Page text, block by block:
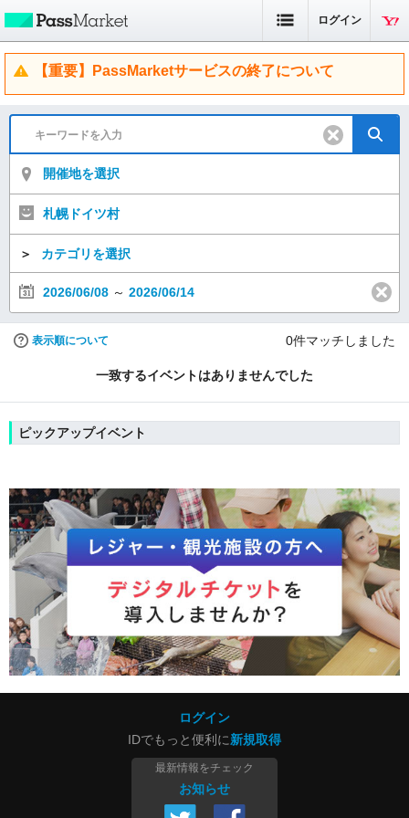
ログイン
【重要】PassMarketサービスの終了について
開催地を選択
札幌ドイツ村
＞ カテゴリを選択
2026/06/08 ～ 2026/06/14
表示順について 0件マッチしました
一致するイベントはありませんでした
ピックアップイベント
ログイン
IDでもっと便利に新規取得
最新情報をチェック
お知らせ